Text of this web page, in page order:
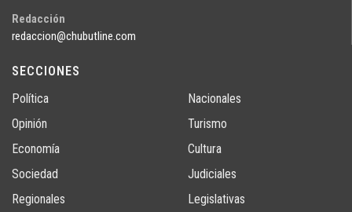
Redacción
redaccion@chubutline.com
SECCIONES
Política
Opinión
Economía
Sociedad
Regionales
Nacionales
Turismo
Cultura
Judiciales
Legislativas